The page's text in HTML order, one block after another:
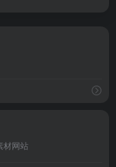
材网站